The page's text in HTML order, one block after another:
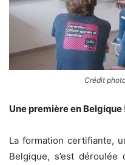
Crédit
Une première en Belgique
La formation certifiante,
Belgique, s’est